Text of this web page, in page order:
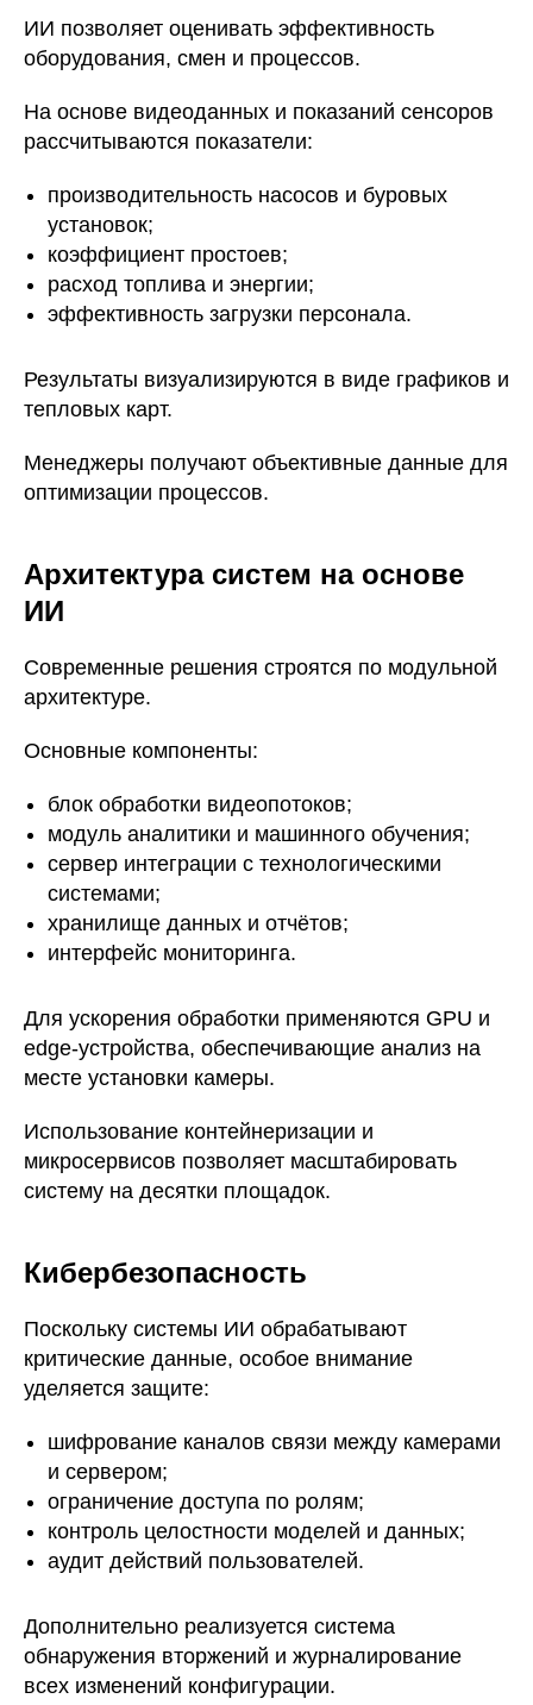
ИИ позволяет оценивать эффективность
оборудования, смен и процессов.
На основе видеоданных и показаний сенсоров
рассчитываются показатели:
производительность насосов и буровых
установок;
коэффициент простоев;
расход топлива и энергии;
эффективность загрузки персонала.
Результаты визуализируются в виде графиков и
тепловых карт.
Менеджеры получают объективные данные для
оптимизации процессов.
Архитектура систем на основе
ИИ
Современные решения строятся по модульной
архитектуре.
Основные компоненты:
блок обработки видеопотоков;
модуль аналитики и машинного обучения;
сервер интеграции с технологическими
системами;
хранилище данных и отчётов;
интерфейс мониторинга.
Для ускорения обработки применяются GPU и
edge-устройства, обеспечивающие анализ на
месте установки камеры.
Использование контейнеризации и
микросервисов позволяет масштабировать
систему на десятки площадок.
Кибербезопасность
Поскольку системы ИИ обрабатывают
критические данные, особое внимание
уделяется защите:
шифрование каналов связи между камерами
и сервером;
ограничение доступа по ролям;
контроль целостности моделей и данных;
аудит действий пользователей.
Дополнительно реализуется система
обнаружения вторжений и журналирование
всех изменений конфигурации.